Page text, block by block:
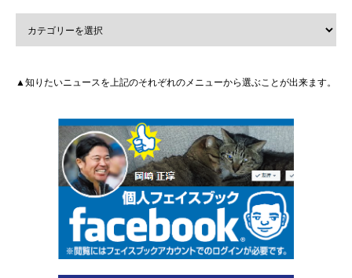
▲知りたいニュースを上記のそれぞれのメニューから選ぶことが出来ます。